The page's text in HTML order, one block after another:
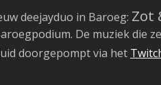
deejayduo in Baroeg: Zot
De muziek die
doorgepompt via het